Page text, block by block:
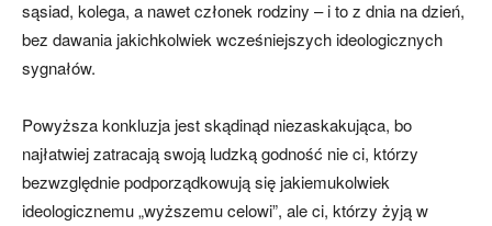
sąsiad, kolega, a nawet członek rodziny – i to z dnia na dzień,
bez dawania jakichkolwiek wcześniejszych ideologicznych
sygnałów.
Powyższa konkluzja jest skądinąd niezaskakująca, bo
najłatwiej zatracają swoją ludzką godność nie ci, którzy
bezwzględnie podporządkowują się jakiemukolwiek
ideologicznemu „wyższemu celowi”, ale ci, którzy żyją w